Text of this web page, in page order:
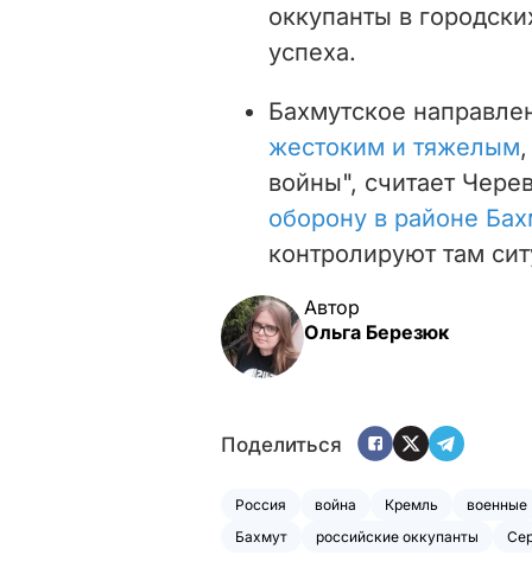
оккупанты в
успеха.
Бахмутское
жестоким и тяжелым
войны", считает
оборону в районе
контролируют там
Автор
Ольга Березюк
Поделиться
Россия война Кремль военные
Бахмут
российские оккупанты